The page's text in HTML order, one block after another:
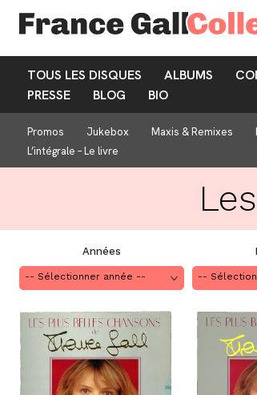
TOUS LES DISQUES ALBUMS
PRESSE
BLOG BIO
Promos Jukebox Maxis & Remixes
L’intégrale – Le livre
Années